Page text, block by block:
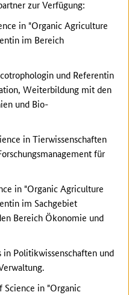
zur Verfügung:
in "Organic Agriculture
im Bereich
und Referentin
Weiterbildung mit den
und Bio-
in Tierwissenschaften
für
in "Organic Agriculture
im Sachgebiet
Bereich Ökonomie und
in Politikwissenschaften und
Science in "Organic